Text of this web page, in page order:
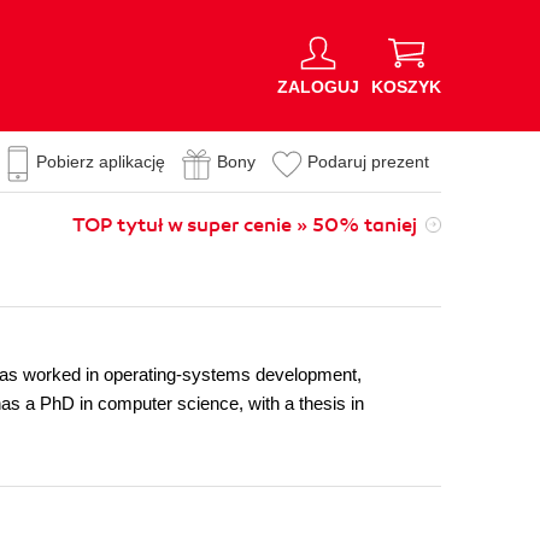
ZALOGUJ KOSZYK
Pobierz aplikację Bony Podaruj prezent
TOP tytuł w super cenie » 50% taniej
worked in operating-systems development,
a PhD in computer science, with a thesis in